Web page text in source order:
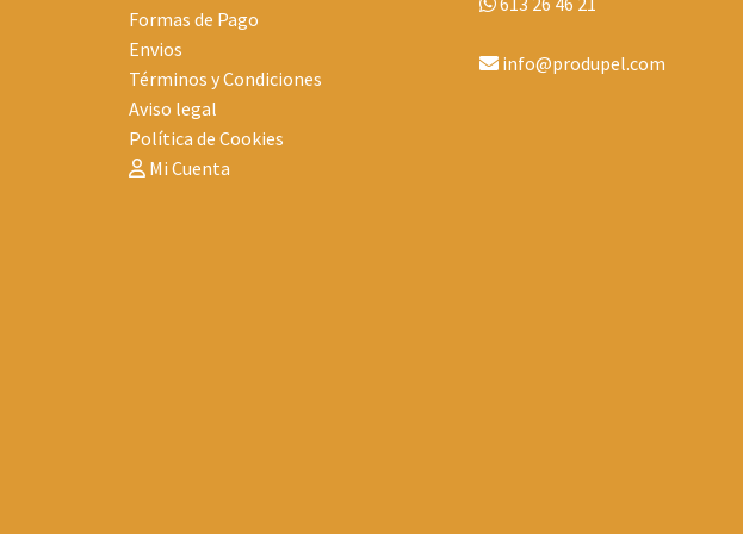
Formas de Pago
Envios
Términos y Condiciones
Aviso legal
Política de Cookies
Mi Cuenta
info@produpel.com